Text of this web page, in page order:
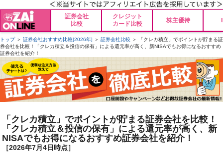
証券会社
比較
クレジット
カード比較
株主優待
トップ＞ 証券会社おすすめ比較[2026年] ＞ 証券会社比較 ＞ 「クレカ積立」でポイントが貯まる証
券会社を比較！「クレカ積立＆投信の保有」による還元率が高く、新NISAでもお得になるおすすめ
証券会社を紹介！
「クレカ積立」でポイントが貯まる証券会社を比較！
「クレカ積立＆投信の保有」による還元率が高く、新
NISAでもお得になるおすすめ証券会社を紹介！
［2026年7月4日時点］